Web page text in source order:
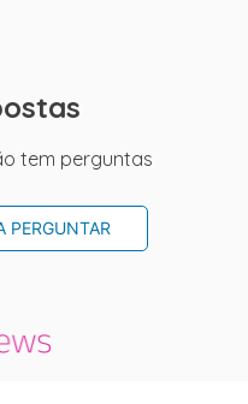
tem perguntas
PERGUNTAR